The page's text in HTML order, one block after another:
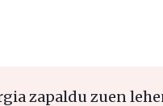
zapaldu zuen